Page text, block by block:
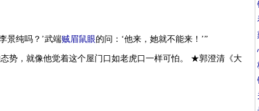
景纯吗？’武端贼眉鼠眼的问：‘他来，她就不能来！’”
势，就像他觉着这个屋门口如老虎口一样可怕。 ★郭澄清《大